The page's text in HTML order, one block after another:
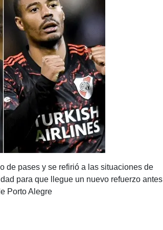
de pases y se refirió a las situaciones de
para que llegue un nuevo refuerzo antes
Porto Alegre